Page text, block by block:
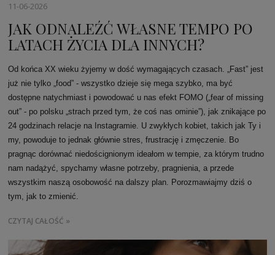
11-06-2026
JAK ODNALEŹĆ WŁASNE TEMPO PO
LATACH ŻYCIA DLA INNYCH?
Od końca XX wieku żyjemy w dość wymagających czasach. „Fast” jest
już nie tylko „food” - wszystko dzieje się mega szybko, ma być
dostępne natychmiast i powodować u nas efekt FOMO („fear of missing
out” - po polsku „strach przed tym, że coś nas ominie”), jak znikające po
24 godzinach relacje na Instagramie. U zwykłych kobiet, takich jak Ty i
my, powoduje to jednak głównie stres, frustrację i zmęczenie. Bo
pragnąc dorównać niedoścignionym ideałom w tempie, za którym trudno
nam nadążyć, spychamy własne potrzeby, pragnienia, a przede
wszystkim naszą osobowość na dalszy plan. Porozmawiajmy dziś o
tym, jak to zmienić.
CZYTAJ CAŁOŚĆ »